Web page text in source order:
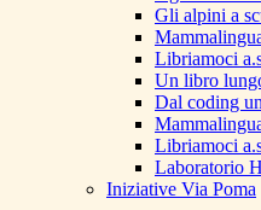
Gli alpini a
Libriamoci
Un libro
Dal coding
Libriamoci
Laboratorio
Iniziative Via Poma